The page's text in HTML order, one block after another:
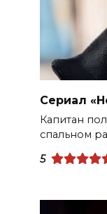
Сериал
Капитан
спальном
5